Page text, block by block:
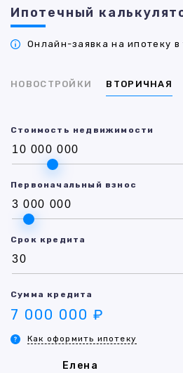
Ипотечный
Онлайн-заявка на ипотеку в
НОВОСТРОЙКИ ВТОРИЧНАЯ
Стоимость недвижимости
Первоначальный взнос
Срок кредита
Сумма кредита
7 000 000 ₽
Как оформить ипотеку
Елена